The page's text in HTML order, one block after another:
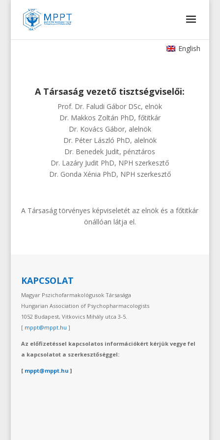
English
A Társaság vezető tisztségviselői:
Prof. Dr. Faludi Gábor DSc, elnök
Dr. Makkos Zoltán PhD, főtitkár
Dr. Kovács Gábor, alelnök
Dr. Péter László PhD, alelnök
Dr. Benedek Judit, pénztáros
Dr. Lazáry Judit PhD, NPH szerkesztő
Dr. Gonda Xénia PhD, NPH szerkesztő
A Társaság törvényes képviseletét az elnök és a főtitkár
önállóan látja el.
KAPCSOLAT
Magyar Pszichofarmakológusok Társasága
Hungarian Association of Psychopharmacologists
1052 Budapest, Vitkovics Mihály utca 3-5.
[ mppt@mppt.hu ]
Az előfizetéssel kapcsolatos információkért kérjük vegye fel
a kapcsolatot a szerkesztőséggel:
[ mppt@mppt.hu ]